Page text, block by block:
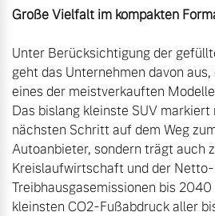
Große Vielfalt im kompakten
Unter Berücksichtigung der
geht das Unternehmen davon
eines der meistverkauften
Das bislang kleinste SUV markiert
nächsten Schritt auf dem Weg
Autoanbieter, sondern trägt auch
Kreislaufwirtschaft und der
Treibhausgasemissionen bis 2040
kleinsten CO2-Fußabdruck aller